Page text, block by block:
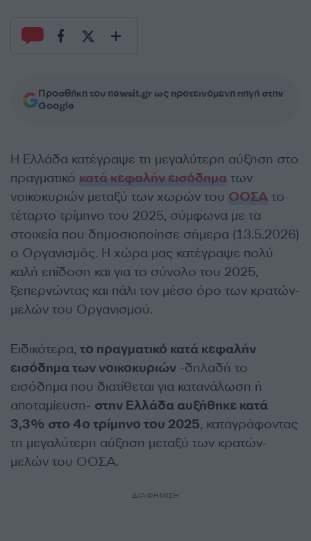
Προσθήκη του newsit.gr ως προτεινόμενη πηγή στην
Google
Η Ελλάδα κατέγραψε τη μεγαλύτερη αύξηση στο
πραγματικό κατά κεφαλήν εισόδημα των
νοικοκυριών μεταξύ των χωρών του ΟΟΣΑ το
τέταρτο τρίμηνο του 2025, σύμφωνα με τα
στοιχεία που δημοσιοποίησε σήμερα (13.5.2026)
ο Οργανισμός. Η χώρα μας κατέγραψε πολύ
καλή επίδοση και για το σύνολο του 2025,
ξεπερνώντας και πάλι τον μέσο όρο των κρατών-
μελών του Οργανισμού.
Ειδικότερα, το πραγματικό κατά κεφαλήν
εισόδημα των νοικοκυριών -δηλαδή το
εισόδημα που διατίθεται για κατανάλωση ή
αποταμίευση- στην Ελλάδα αυξήθηκε κατά
3,3% στο 4ο τρίμηνο του 2025, καταγράφοντας
τη μεγαλύτερη αύξηση μεταξύ των κρατών-
μελών του ΟΟΣΑ.
ΔΙΑΦΗΜΙΣΗ